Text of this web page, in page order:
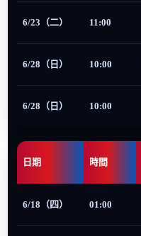
6/23（二） 11:00
6/28（日） 10:00
6/28（日） 10:00
日期 時間
6/18（四） 01:00